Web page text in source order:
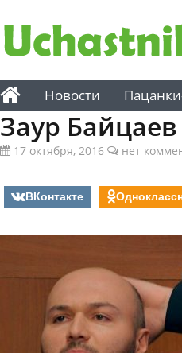
Новости
Заур Байцаев
17 октября, 2016 нет
ВКонтакте